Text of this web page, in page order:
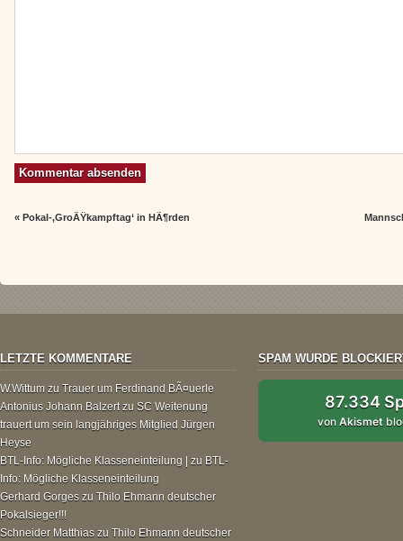
«Pokal-‚GroÃŸkampftag‘ in HÃ¶rden
LETZTE KOMMENTARE
W.Wittum zu Trauer um Ferdinand BÃ¤uerle
Antonius Johann Balzertzu SC Weitenung
trauert um sein langjähriges Mitglied Jürgen
Heyse
BTL-Info: Mögliche Klasseneinteilung | zu BTL-
Info: Mögliche Klasseneinteilung
Gerhard Gorges zu Thilo Ehmann deutscher
Pokalsieger!!!
Schneider Matthias zu Thilo Ehmann deutscher
SPAM WURDE
87.334
vonAkismet